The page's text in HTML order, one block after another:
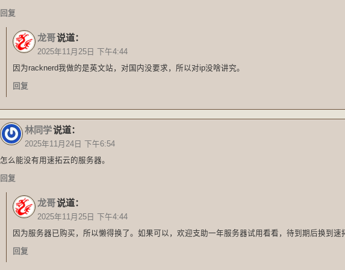
回复
龙哥说道：
2025年11月25日 下午4:44
因为racknerd我做的是英文站，对国内没要求，所以对ip没啥讲究。
回复
林同学说道：
2025年11月24日 下午6:54
怎么能没有用速拓云的服务器。
回复
龙哥说道：
2025年11月25日 下午4:44
因为服务器已购买，所以懒得换了。如果可以，欢迎支助一年服务器试用看看，待到期后换到速
回复